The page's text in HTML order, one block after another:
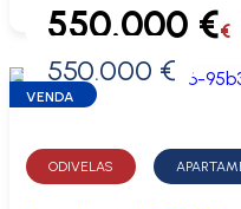
0 €
550.000 €€
550.000 €
VENDA
ODIVELAS